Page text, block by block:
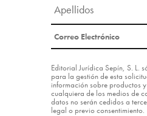
Editorial Jurídica Sepín, S. L.
para la gestión de esta
información sobre productos
cualquiera de los medios de
datos no serán cedidos a
legal o previo consentimiento.